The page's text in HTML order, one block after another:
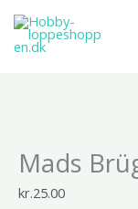
indholdet
Mads
kr.25.00
Brügger
-
Grænse